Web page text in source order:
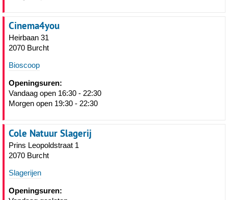
Cinema4you
Heirbaan 31
2070 Burcht
Bioscoop
Openingsuren:
Vandaag open 16:30 - 22:30
Morgen open 19:30 - 22:30
Cole Natuur Slagerij
Prins Leopoldstraat 1
2070 Burcht
Slagerijen
Openingsuren: